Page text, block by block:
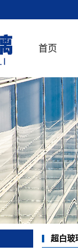
首页
超白玻